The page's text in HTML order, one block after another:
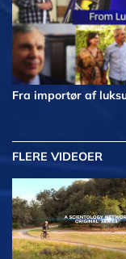
Fra importør af
FLERE VIDEOER